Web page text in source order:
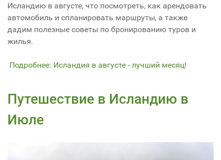
Исландию в августе, что посмотреть, как арендовать
автомобиль и спланировать маршруты, а также
дадим полезные советы по бронированию туров и
жилья.
Подробнее: Исландия в августе - лучший месяц!
Путешествие в Исландию в
Июле